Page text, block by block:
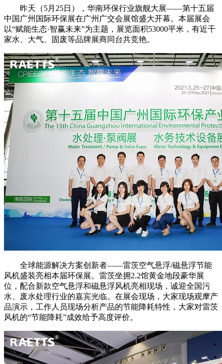
昨天（5月25日），华南环保行业旗舰大展——第十五届
中国广州国际环保展在广州广交会展馆盛大开幕。本届展会
以“赋能生态·智赢未来”为主题，展览面积53000平米，有近千
家水、大气、固废等品牌展商同台共竞艳。
全球能源解决方案创新者——雷茨空气悬浮/磁悬浮节能
风机盛装亮相本届环保展。雷茨坐拥2.2馆黄金地段豪华展
位，配合新款空气悬浮和磁悬浮风机亮相现场，诚迎全国污
水、废水处理行业的嘉宾光临。在展会现场，大家现场观摩产
品演示，工作人员现场分析产品的节能降耗特性，大家对雷茨
风机的“节能降耗”成效给予高度评价。